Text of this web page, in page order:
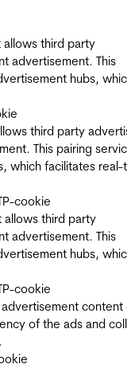
allows third party
advertisement. This
hubs,
third party
This pairing
which facilitates real-
cookie
allows third party
advertisement. This
hubs,
cookie
content
of the ads and